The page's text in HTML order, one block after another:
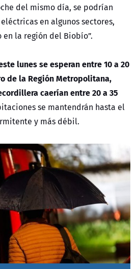
del mismo día, se podrían
en algunos sectores,
la región del Biobío”.
lunes se esperan entre 10 a 20
de la Región Metropolitana,
caerían entre 20 a 35
se mantendrán hasta el
y más débil.